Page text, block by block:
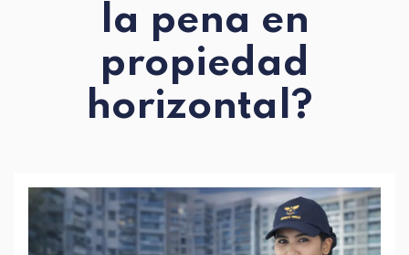
la pena en
propiedad
horizontal?